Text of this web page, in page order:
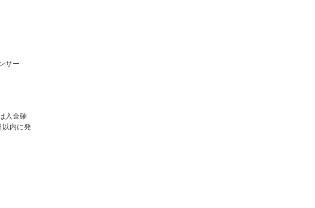
サー
入金確
内に発